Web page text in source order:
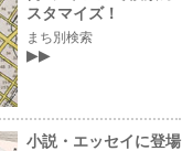
スタマイズ！
まち別検索
小説・エッセイに登場